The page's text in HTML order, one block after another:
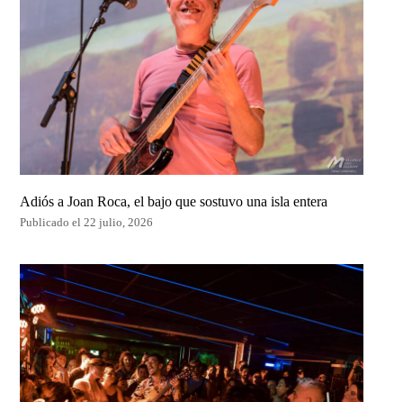
Adiós a Joan Roca, el bajo que sostuvo una isla entera
Publicado el 22 julio, 2026